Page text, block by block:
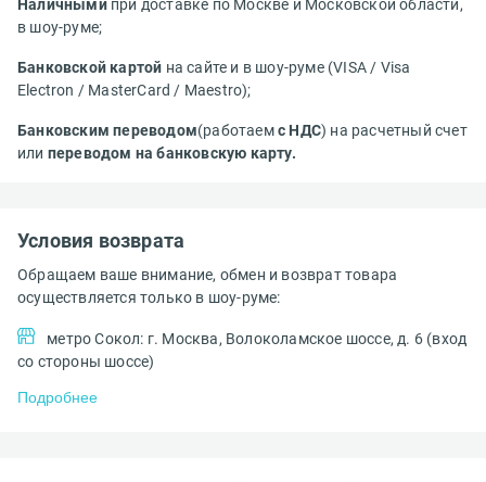
Наличнымипри доставке по Москве и Московской области,
в шоу-руме;
Банковской картой на сайте и в шоу-руме (VISA / Visa
Electron / MasterCard / Maestro);
Банковским переводом(работаемс НДС) на расчетный счет
или переводом на банковскую карту.
Условия возврата
Обращаем ваше внимание, обмен и возврат товара
осуществляется только в шоу-руме:
метро Сокол: г. Москва, Волоколамское шоссе, д. 6 (вход
со стороны шоссе)
Подробнее